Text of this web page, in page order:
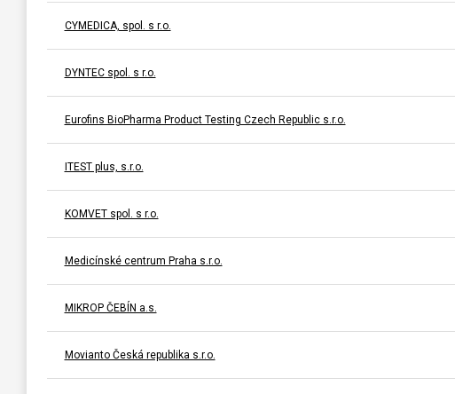
CYMEDICA, spol. s r.o.
DYNTEC spol. s r.o.
Eurofins BioPharma Product Testing Czech Republic s.r.o.
ITEST plus, s.r.o.
KOMVET spol. s r.o.
Medicínské centrum Praha s.r.o.
MIKROP ČEBÍN a.s.
Movianto Česká republika s.r.o.